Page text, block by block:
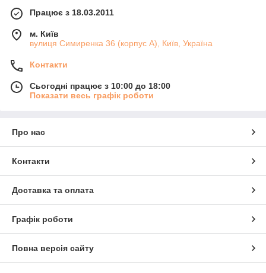
Працює з 18.03.2011
м. Київ
вулиця Симиренка 36 (корпус А), Київ, Україна
Контакти
Сьогодні працює з 10:00 до 18:00
Показати весь графік роботи
Про нас
Контакти
Доставка та оплата
Графік роботи
Повна версія сайту